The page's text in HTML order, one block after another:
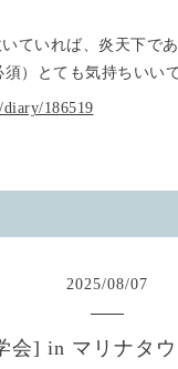
ていれば、炎天下で
）とても気持ちいいで
diary/186519
2025/08/07
会] in マリナタ